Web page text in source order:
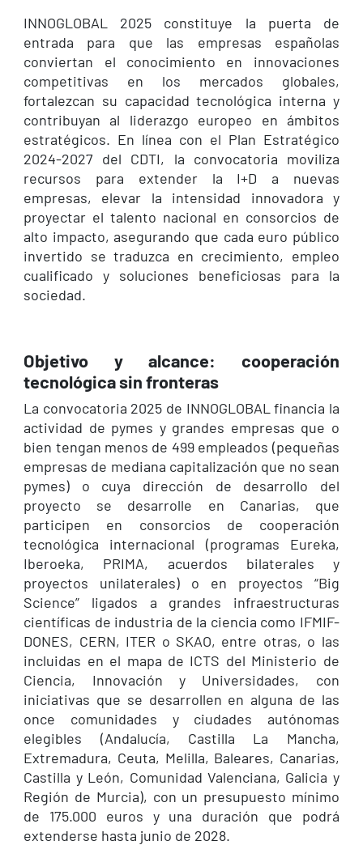
INNOGLOBAL 2025 constituye la puerta de
entrada para que las empresas españolas
conviertan el conocimiento en innovaciones
competitivas en los mercados globales,
fortalezcan su capacidad tecnológica interna y
contribuyan al liderazgo europeo en ámbitos
estratégicos. En línea con el Plan Estratégico
2024-2027 del CDTI, la convocatoria moviliza
recursos para extender la I+D a nuevas
empresas, elevar la intensidad innovadora y
proyectar el talento nacional en consorcios de
alto impacto, asegurando que cada euro público
invertido se traduzca en crecimiento, empleo
cualificado y soluciones beneficiosas para la
sociedad.
Objetivo y alcance: cooperación
tecnológica sin fronteras
La convocatoria 2025 de INNOGLOBAL financia la
actividad de pymes y grandes empresas que o
bien tengan menos de 499 empleados (pequeñas
empresas de mediana capitalización que no sean
pymes) o cuya dirección de desarrollo del
proyecto se desarrolle en Canarias, que
participen en consorcios de cooperación
tecnológica internacional (programas Eureka,
Iberoeka, PRIMA, acuerdos bilaterales y
proyectos unilaterales) o en proyectos “Big
Science” ligados a grandes infraestructuras
científicas de industria de la ciencia como IFMIF-
DONES, CERN, ITER o SKAO, entre otras, o las
incluidas en el mapa de ICTS del Ministerio de
Ciencia, Innovación y Universidades, con
iniciativas que se desarrollen en alguna de las
once comunidades y ciudades autónomas
elegibles (Andalucía, Castilla La Mancha,
Extremadura, Ceuta, Melilla, Baleares, Canarias,
Castilla y León, Comunidad Valenciana, Galicia y
Región de Murcia), con un presupuesto mínimo
de 175.000 euros y una duración que podrá
extenderse hasta junio de 2028.